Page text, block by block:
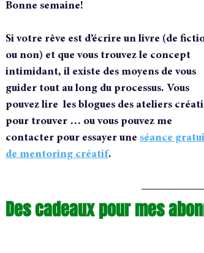
Bonne semaine!
Si votre rêve est d’écrire un livre (de
ou non) et que vous trouvez le concept
intimidant, il existe des moyens de vous
guider tout au long du processus. Vous
pouvez lire  les blogues des ateliers
pour trouver … ou vous pouvez me
contacter pour essayer une séance
de mentoring créatif.
Des cadeaux pour mes